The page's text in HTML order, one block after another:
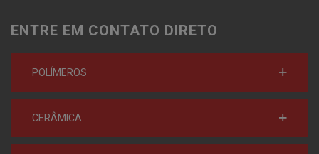
ENTRE EM CONTATO DIRETO
POLÍMEROS
CERÂMICA